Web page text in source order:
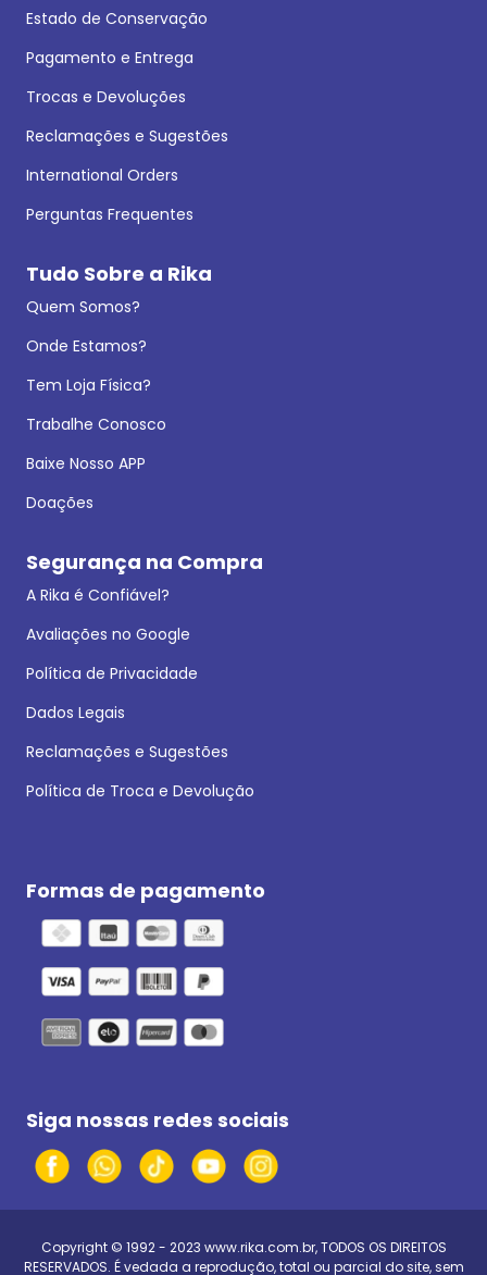
Estado de Conservação
Pagamento e Entrega
Trocas e Devoluções
Reclamações e Sugestões
International Orders
Perguntas Frequentes
Tudo Sobre a Rika
Quem Somos?
Onde Estamos?
Tem Loja Física?
Trabalhe Conosco
Baixe Nosso APP
Doações
Segurança na Compra
A Rika é Confiável?
Avaliações no Google
Política de Privacidade
Dados Legais
Reclamações e Sugestões
Política de Troca e Devolução
Formas de pagamento
Siga nossas redes sociais
Copyright © 1992 - 2023 www.rika.com.br, TODOS OS DIREITOS
RESERVADOS. É vedada a reprodução, total ou parcial do site, sem